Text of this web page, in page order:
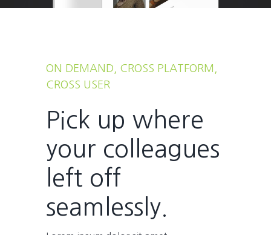
ON DEMAND, CROSS PLATFORM,
CROSS USER
Pick up where
your colleagues
left off
seamlessly.